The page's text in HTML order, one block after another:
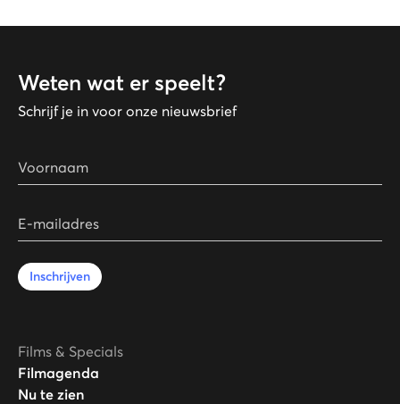
Weten wat er speelt?
Schrijf je in voor onze nieuwsbrief
Voornaam
E-mailadres
Inschrijven
Films & Specials
Filmagenda
Nu te zien